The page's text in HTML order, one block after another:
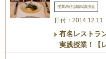
授業/特別講師/講演会
日付：2014.12.11
有名レストラ
実践授業！【